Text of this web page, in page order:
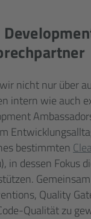
nicht nur über
intern wie auch
bestimmten
in dessen Fokus
Quality
Qualität zu